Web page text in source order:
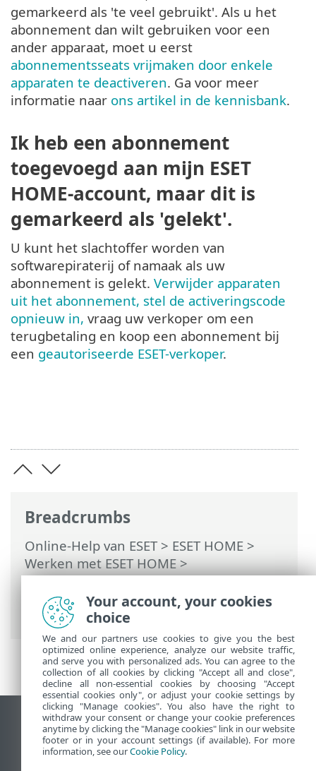
Breadcrumbs
Online-Help van ESET> ESET HOME >
Werken met ESET HOME>
Abonnementen en abonnementsbeheer
> Wat te doen in geval van een te veel
gebruikt/gelekt abonnement
gemarkeerd als 'te veel gebruikt'. Als u het
abonnement dan wilt gebruiken voor een
ander apparaat, moet u eerst
abonnementsseats vrijmaken door enkele
apparaten te deactiveren. Ga voor meer
informatie naar ons artikel in de kennisbank.
Ik heb een abonnement
toegevoegd aan mijn ESET
HOME-account, maar dit is
gemarkeerd als 'gelekt'.
U kunt het slachtoffer worden van
softwarepiraterij of namaak als uw
abonnement is gelekt. Verwijder apparaten
uit het abonnement, stel de activeringscode
opnieuw in, vraag uw verkoper om een
terugbetaling en koop een abonnement bij
een geautoriseerde ESET-verkoper.
Bureaubladwebsite weergeven
End of Life
ESET Kennisbank
Your account, your cookies
choice
We and our partners use cookies to give you the best
optimized online experience, analyze our website traffic,
and serve you with personalized ads. You can agree to the
collection of all cookies by clicking "Accept all and close",
decline all non-essential cookies by choosing "Accept
essential cookies only", or adjust your cookie settings by
clicking "Manage cookies". You also have the right to
withdraw your consent or change your cookie preferences
anytime by clicking the "Manage cookies" link in our website
footer or in your account settings (if available). For more
information, see ourCookie Policy.